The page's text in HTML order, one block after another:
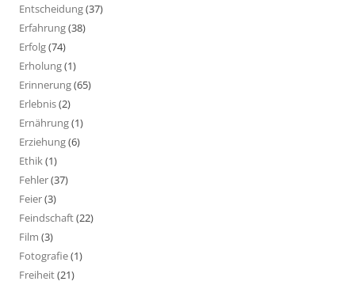
Entscheidung(37)
Erfahrung(38)
Erfolg(74)
Erholung(1)
Erinnerung(65)
Erlebnis(2)
Ernährung(1)
Erziehung(6)
Ethik(1)
Fehler(37)
Feier(3)
Feindschaft(22)
Film (3)
Fotografie(1)
Freiheit(21)